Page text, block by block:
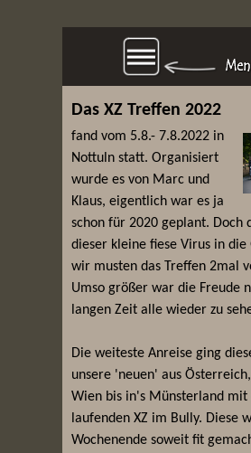
Das XZ Treffen 2022
fand vom 5.8.- 7.8.2022 in
Nottuln statt. Organisiert
wurde es von Marc und
Klaus, eigentlich war es ja
schon für 2020 geplant. Doch
dieser kleine fiese Virus in die
wir musten das Treffen 2mal
Umso größer war die Freude
langen Zeit alle wieder zu
Die weiteste Anreise ging
unsere 'neuen' aus
Wien bis in's Münsterland mit
laufenden XZ im Bully. Diese
Wochenende soweit fit